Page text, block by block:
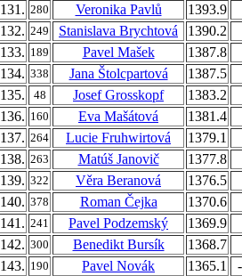
131. 280 Veronika Pavlů
1393.9
132. 249 Stanislava Brychtová
1390.2
133. 189 Pavel Mašek
1387.8
134. 338 Jana Štolcpartová
1387.5
135.
48 Josef Grosskopf
1383.2
136. 160 Eva Mašátová
1381.4
137. 264 Lucie Fruhwirtová
1379.1
138. 263 Matúš Janovič
1377.8
139. 322 Věra Beranová
1376.5
140. 378 Roman Čejka
1370.6
141. 241 Pavel Podzemský
1369.9
142. 300 Benedikt Bursík
1368.7
143. 190 Pavel Novák 1365.1